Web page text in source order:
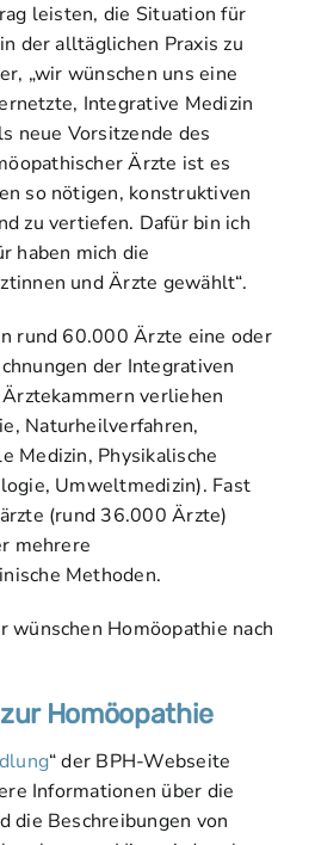
leisten, die Situation für
der alltäglichen Praxis zu
„wir wünschen uns eine
Integrative Medizin
neue Vorsitzende des
Ärzte ist es
so nötigen, konstruktiven
zu vertiefen. Dafür bin ich
haben mich die
und Ärzte gewählt“.
rund 60.000 Ärzte eine oder
der Integrativen
verliehen
Naturheilverfahren,
Medizin, Physikalische
Umweltmedizin). Fast
(rund 36.000 Ärzte)
mehrere
Methoden.
wünschen Homöopathie nach
Homöopathie
“ der BPH-Webseite
Informationen über die
die Beschreibungen von